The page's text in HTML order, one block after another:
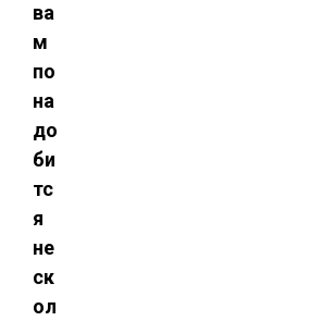
ва
м
по
на
до
би
тс
я
не
ск
ол